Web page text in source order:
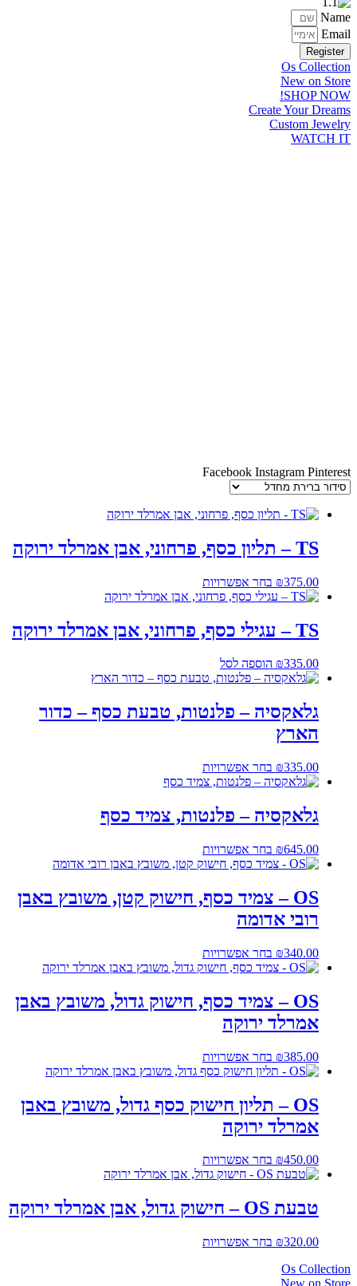
Name
Email
Register
Os Collection
New on Store
SHOP NOW!
Create Your Dreams
Custom Jewelry
WATCH IT
Facebook Instagram Pinterest
TS – תליון כסף, פרחוני, אבן אמרלד ירוקה
₪375.00 בחר אפשרויותלמוצר
זה
מספר
סוגים.
את
בעמוד
המוצר
TS – עגילי כסף, פרחוני, אבן אמרלד ירוקה
₪335.00 הוספה לסל
גלאקסיה – פלנטות, טבעת כסף – כדור
הארץ
₪335.00 בחר אפשרויותלמוצר
זה
מספר
סוגים.
לבחור
את
בעמוד
המוצר
גלאקסיה – פלנטות, צמיד כסף
₪645.00 בחר אפשרויותלמוצר
זה
מספר
סוגים.
את
האפשרויות
בעמוד
OS – צמיד כסף, חישוק קטן, משובץ באבן
רובי אדומה
₪340.00 בחר אפשרויותלמוצר
זה
מספר
סוגים.
את
האפשרויות
בעמוד
OS – צמיד כסף, חישוק גדול, משובץ באבן
אמרלד ירוקה
₪385.00 בחר אפשרויותלמוצר
זה
מספר
סוגים.
את
האפשרויות
OS – תליון חישוק כסף גדול, משובץ באבן
אמרלד ירוקה
₪450.00 בחר אפשרויותלמוצר
זה
מספר
סוגים.
לבחור
טבעת OS – חישוק גדול, אבן אמרלד ירוקה
₪320.00 בחר אפשרויותלמוצר
Os Collection